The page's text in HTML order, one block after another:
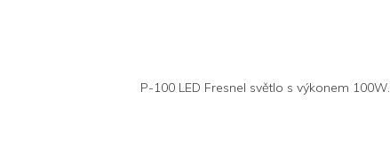
P-100 LED Fresnel světlo s výkonem 100W.